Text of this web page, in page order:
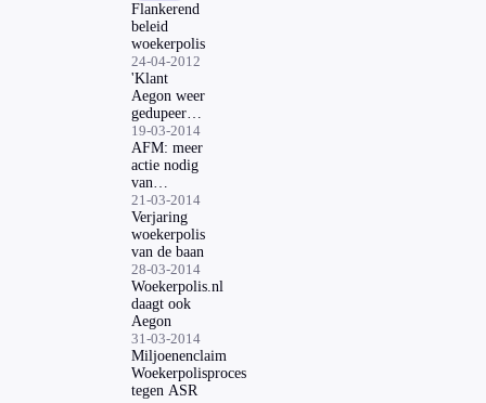
Flankerend
beleid
woekerpolis
24-04-2012
'Klant
Aegon weer
gedupeerd
door
woekerpolis'
19-03-2014
AFM: meer
actie nodig
van
verzekeraars
21-03-2014
Verjaring
woekerpolis
van de baan
28-03-2014
Woekerpolis.nl
daagt ook
Aegon
31-03-2014
Miljoenenclaim
Woekerpolisproces
tegen ASR